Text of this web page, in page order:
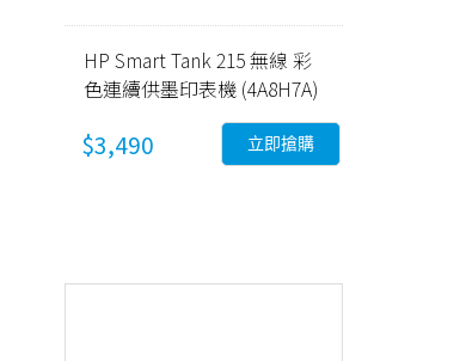
HP Smart Tank 215 無線 彩
色連續供墨印表機 (4A8H7A)
$3,490 立即搶購